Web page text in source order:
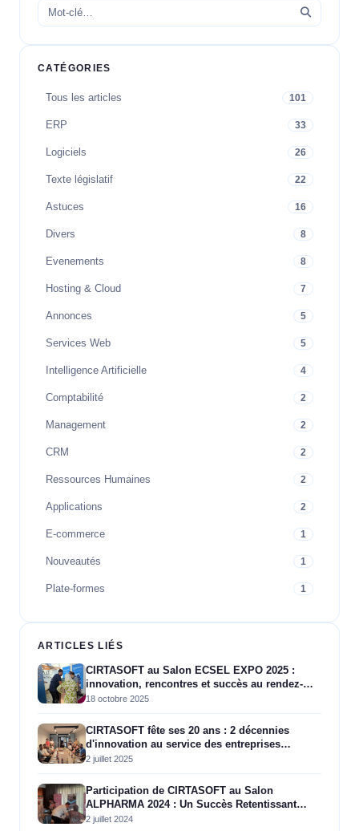
CATÉGORIES
Tous les articles 101
ERP 33
Logiciels 26
Texte législatif 22
Astuces 16
Divers 8
Evenements 8
Hosting & Cloud 7
Annonces 5
Services Web 5
Intelligence Artificielle 4
Comptabilité 2
Management 2
CRM 2
Ressources Humaines 2
Applications 2
E-commerce 1
Nouveautés 1
Plate-formes 1
ARTICLES LIÉS
CIRTASOFT au Salon ECSEL EXPO 2025 :
innovation, rencontres et succès au rendez-
vous
18 octobre 2025
CIRTASOFT fête ses 20 ans : 2 décennies
d'innovation au service des entreprises
algériennes
2 juillet 2025
Participation de CIRTASOFT au Salon
ALPHARMA 2024 : Un Succès Retentissant
grâce à Vigneye
2 juillet 2024